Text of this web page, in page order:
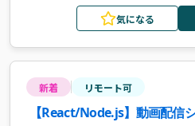
気になる
新着 リモート可
【React/Node.js】動画配信